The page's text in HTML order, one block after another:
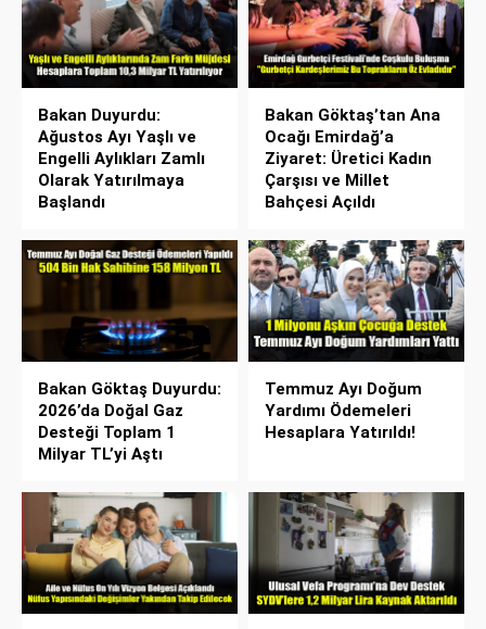
Bakan Duyurdu:
Ağustos Ayı Yaşlı ve
Engelli Aylıkları Zamlı
Olarak Yatırılmaya
Başlandı
Bakan Göktaş’tan Ana
Ocağı Emirdağ’a
Ziyaret: Üretici Kadın
Çarşısı ve Millet
Bahçesi Açıldı
Bakan Göktaş Duyurdu:
2026’da Doğal Gaz
Desteği Toplam 1
Milyar TL’yi Aştı
Temmuz Ayı Doğum
Yardımı Ödemeleri
Hesaplara Yatırıldı!